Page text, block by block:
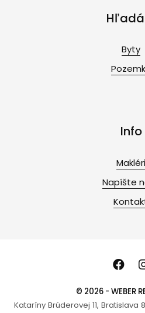
Byty
Info
Makléri
Napíšte
© 2026 - WEBER
Kataríny Brúderovej 11, Bratislava